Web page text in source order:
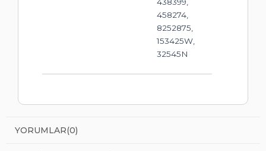
438399,
458274,
8252875,
153425W,
32545N
YORUMLAR(0)